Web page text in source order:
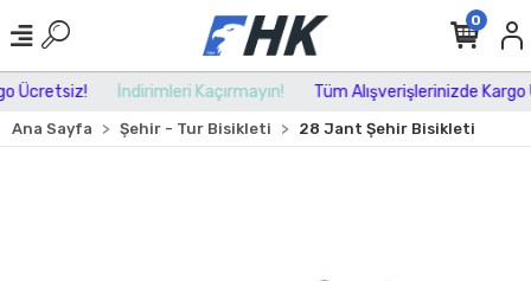
Ücretsiz! İndirimleri Kaçırmayın! Tüm Alışverişlerinizde Kargo
0
Ana Sayfa Şehir - Tur Bisikleti 28 Jant Şehir Bisikleti